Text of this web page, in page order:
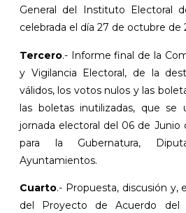
General del Instituto Electoral
celebrada el día 27 de octubre de
Tercero.- Informe final de la
y Vigilancia Electoral, de la
válidos, los votos nulos y las
las boletas inutilizadas, que se
jornada electoral del 06 de Junio
para la Gubernatura,
Ayuntamientos.
Cuarto.- Propuesta, discusión y,
del Proyecto de Acuerdo del